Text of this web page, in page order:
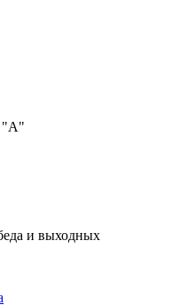
"А"
и выходных